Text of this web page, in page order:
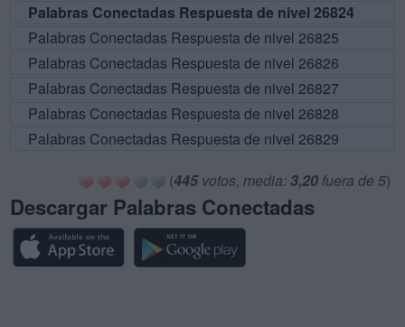
Palabras Conectadas Respuesta de nivel 26824
Palabras Conectadas Respuesta de nivel 26825
Palabras Conectadas Respuesta de nivel 26826
Palabras Conectadas Respuesta de nivel 26827
Palabras Conectadas Respuesta de nivel 26828
Palabras Conectadas Respuesta de nivel 26829
(445votos, media: 3,20 fuera de 5)
Descargar Palabras Conectadas